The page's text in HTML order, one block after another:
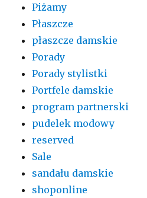
Piżamy
Płaszcze
płaszcze damskie
Porady
Porady stylistki
Portfele damskie
program partnerski
pudelek modowy
reserved
Sale
sandału damskie
shoponline